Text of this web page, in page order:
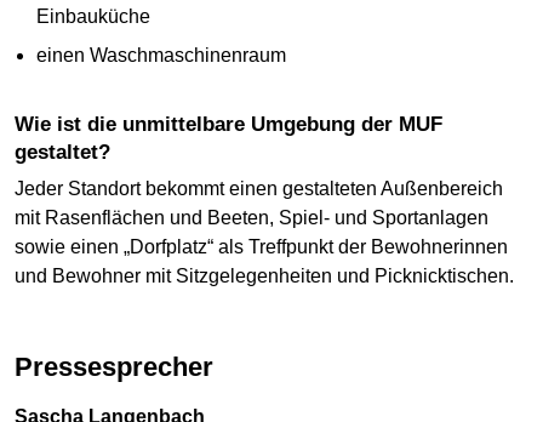
Einbauküche
einen Waschmaschinenraum
Wie ist die unmittelbare Umgebung der MUF
gestaltet?
Jeder Standort bekommt einen gestalteten Außenbereich
mit Rasenflächen und Beeten, Spiel- und Sportanlagen
sowie einen „Dorfplatz“ als Treffpunkt der Bewohnerinnen
und Bewohner mit Sitzgelegenheiten und Picknicktischen.
Pressesprecher
Sascha Langenbach